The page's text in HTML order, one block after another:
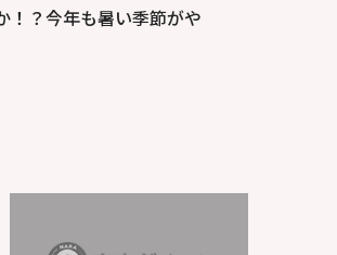
！？今年も暑い季節がや